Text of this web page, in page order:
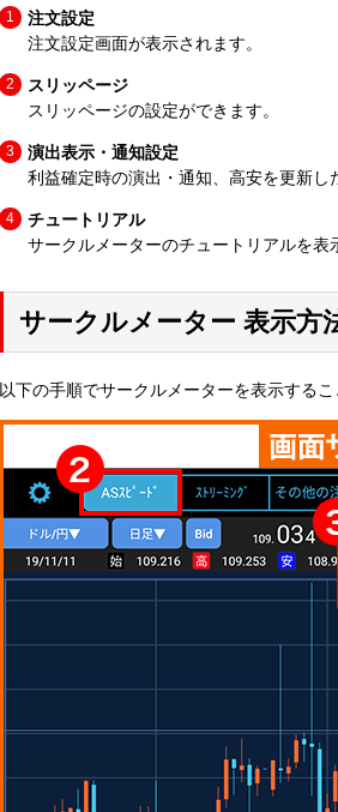
注文設定
注文設定画面が表示されます。
スリッページ
スリッページの設定ができます。
演出表示・通知設定
利益確定時の演出・通知、高安を更新し
チュートリアル
サークルメーターのチュートリアルを表
サークルメーター 表示方
以下の手順でサークルメーターを表示する